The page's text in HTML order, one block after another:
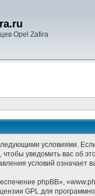
Opel Zafira
условиями.
уведомить вас об
условий означает
phpBB»,
GPL для